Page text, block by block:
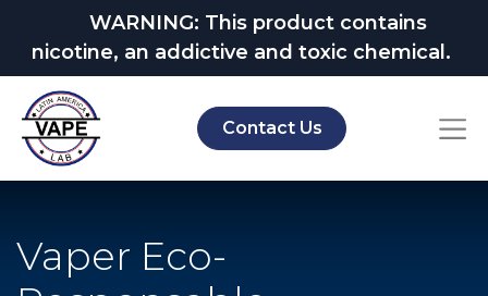
WARNING: This product contains
nicotine, an addictive and toxic chemical.
Contact Us
Vaper Eco-